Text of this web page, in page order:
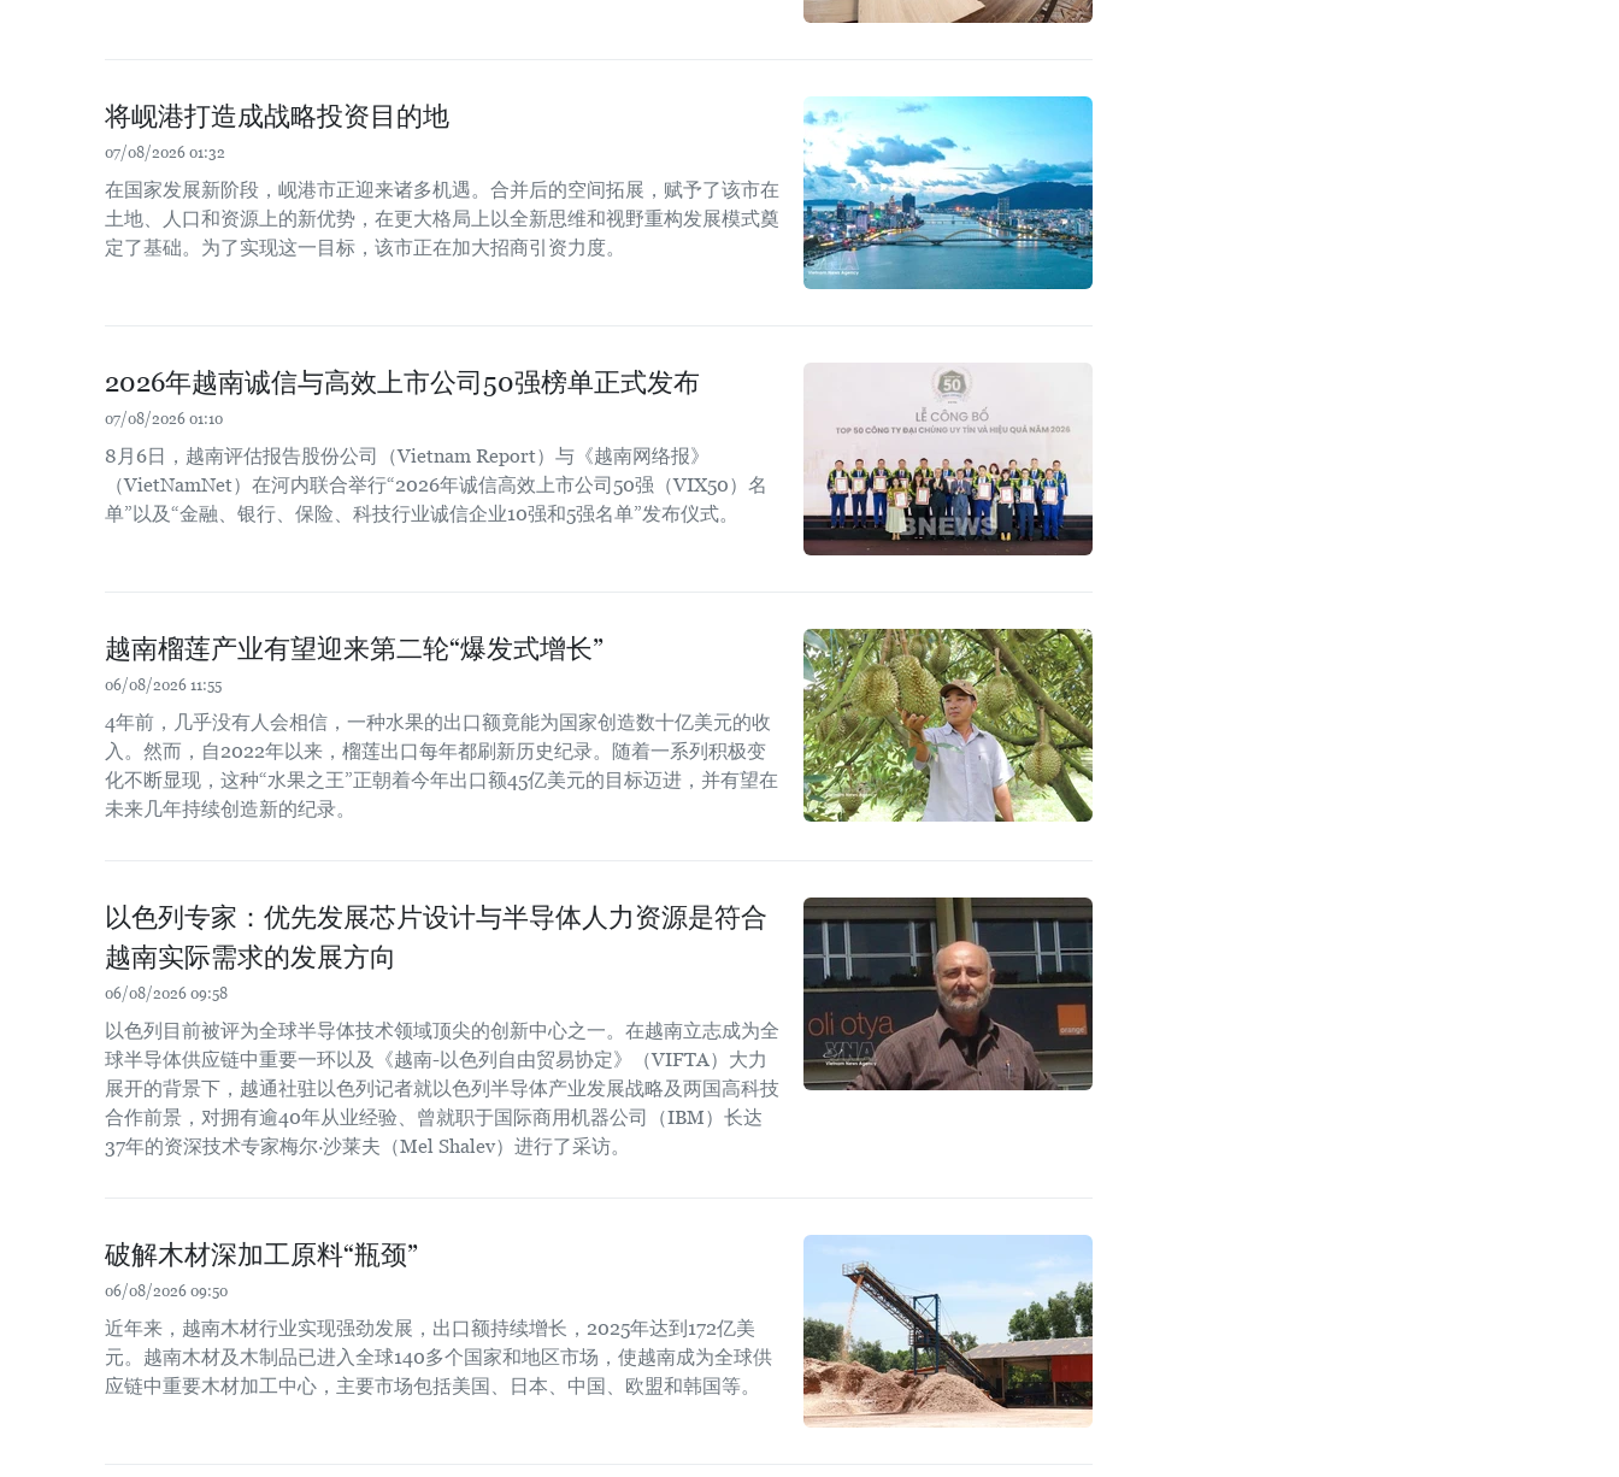
将岘港打造成战略投资目的地
07/08/2026 01:32
在国家发展新阶段，岘港市正迎来诸多机遇。合并后的空间拓展，赋予了该市在
土地、人口和资源上的新优势，在更大格局上以全新思维和视野重构发展模式奠
定了基础。为了实现这一目标，该市正在加大招商引资力度。
2026年越南诚信与高效上市公司50强榜单正式发布
07/08/2026 01:10
8月6日，越南评估报告股份公司（Vietnam Report）与《越南网络报》
（VietNamNet）在河内联合举行“2026年诚信高效上市公司50强（VIX50）名
单”以及“金融、银行、保险、科技行业诚信企业10强和5强名单”发布仪式。
越南榴莲产业有望迎来第二轮“爆发式增长”
06/08/2026 11:55
4年前，几乎没有人会相信，一种水果的出口额竟能为国家创造数十亿美元的收
入。然而，自2022年以来，榴莲出口每年都刷新历史纪录。随着一系列积极变
化不断显现，这种“水果之王”正朝着今年出口额45亿美元的目标迈进，并有望在
未来几年持续创造新的纪录。
以色列专家：优先发展芯片设计与半导体人力资源是符合
越南实际需求的发展方向
06/08/2026 09:58
以色列目前被评为全球半导体技术领域顶尖的创新中心之一。在越南立志成为全
球半导体供应链中重要一环以及《越南-以色列自由贸易协定》（VIFTA）大力
展开的背景下，越通社驻以色列记者就以色列半导体产业发展战略及两国高科技
合作前景，对拥有逾40年从业经验、曾就职于国际商用机器公司（IBM）长达
37年的资深技术专家梅尔·沙莱夫（Mel Shalev）进行了采访。
破解木材深加工原料“瓶颈”
06/08/2026 09:50
近年来，越南木材行业实现强劲发展，出口额持续增长，2025年达到172亿美
元。越南木材及木制品已进入全球140多个国家和地区市场，使越南成为全球供
应链中重要木材加工中心，主要市场包括美国、日本、中国、欧盟和韩国等。